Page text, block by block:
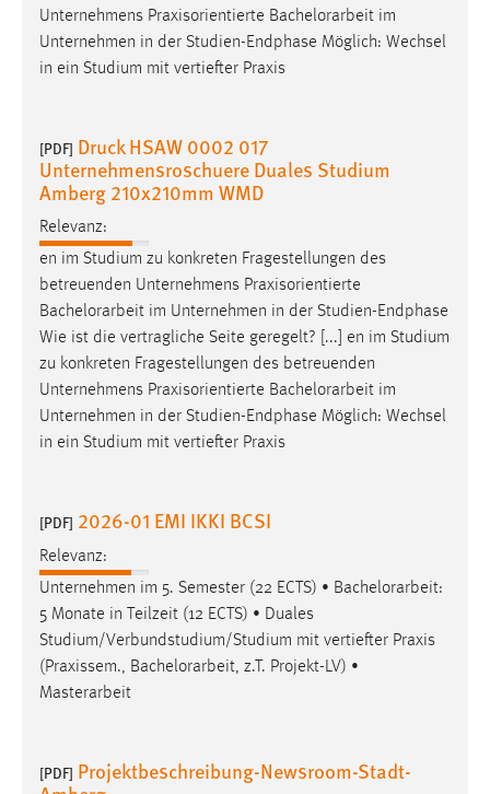
Unternehmens Praxisorientierte Bachelorarbeit im
Unternehmen in der Studien-Endphase Möglich: Wechsel
in ein Studium mit vertiefter Praxis
[PDF] Druck HSAW 0002 017
Unternehmensroschuere Duales Studium
Amberg 210x210mm WMD
Relevanz:
en im Studium zu konkreten Fragestellungen des
betreuenden Unternehmens Praxisorientierte
Bachelorarbeit im Unternehmen in der Studien-Endphase
Wie ist die vertragliche Seite geregelt? [...] en im Studium
zu konkreten Fragestellungen des betreuenden
Unternehmens Praxisorientierte Bachelorarbeit im
Unternehmen in der Studien-Endphase Möglich: Wechsel
in ein Studium mit vertiefter Praxis
[PDF] 2026-01 EMI IKKI BCSI
Relevanz:
Unternehmen im 5. Semester (22 ECTS) • Bachelorarbeit:
5 Monate in Teilzeit (12 ECTS) • Duales
Studium/Verbundstudium/Studium mit vertiefter Praxis
(Praxissem., Bachelorarbeit, z.T. Projekt-LV) •
Masterarbeit
[PDF] Projektbeschreibung-Newsroom-Stadt-